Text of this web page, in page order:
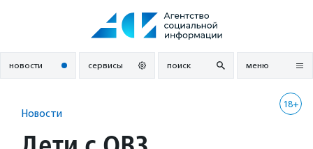
новости сервисы поиск меню
18+
Новости